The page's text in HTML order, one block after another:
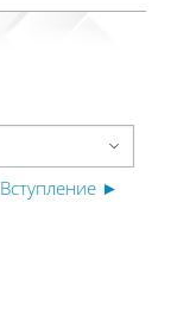
Вступление ►